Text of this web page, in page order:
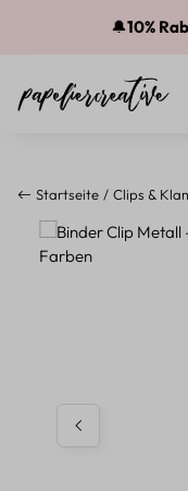
Zum Hauptinhalt
🔔10%
Startseite Clips &
Bildergalerie